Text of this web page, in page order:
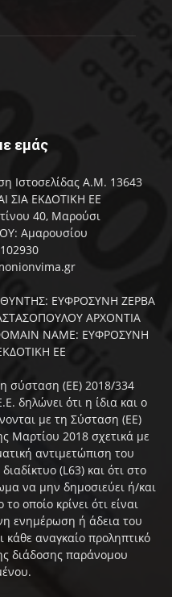
εμάς
Ιστοσελίδας Α.Μ. 13643
ΣΙΑ ΕΚΔΟΤΙΚΗ ΕΕ
40, Μαρούσι
Αμαρουσίου
ΕΥΦΡΟΣΥΝΗ ΖΕΡΒΑ
ΑΡΧΟΝΤΙΑ
NAME: ΕΥΦΡΟΣΥΝΗ
ΕΕ
σύσταση (ΕΕ) 2018/334
δηλώνει ότι η ίδια και ο
με τη Σύσταση (ΕΕ)
Μαρτίου 2018 σχετικά με
αντιμετώπιση του
(L63) και ότι στο
να μην δημοσιεύει ή/και
οποίο κρίνει ότι είναι
ενημέρωση ή άδεια του
αναγκαίο προληπτικό
διάδοσης παράνομου